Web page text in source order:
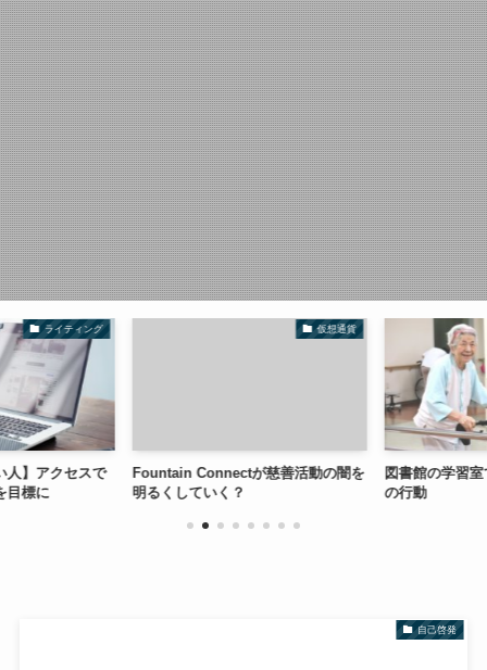
ライティング
】アクセスで
標に
仮想通貨
Fountain Connectが慈善活動の闇を
明るくしていく？
図書館の学習室
の行動
自己啓発